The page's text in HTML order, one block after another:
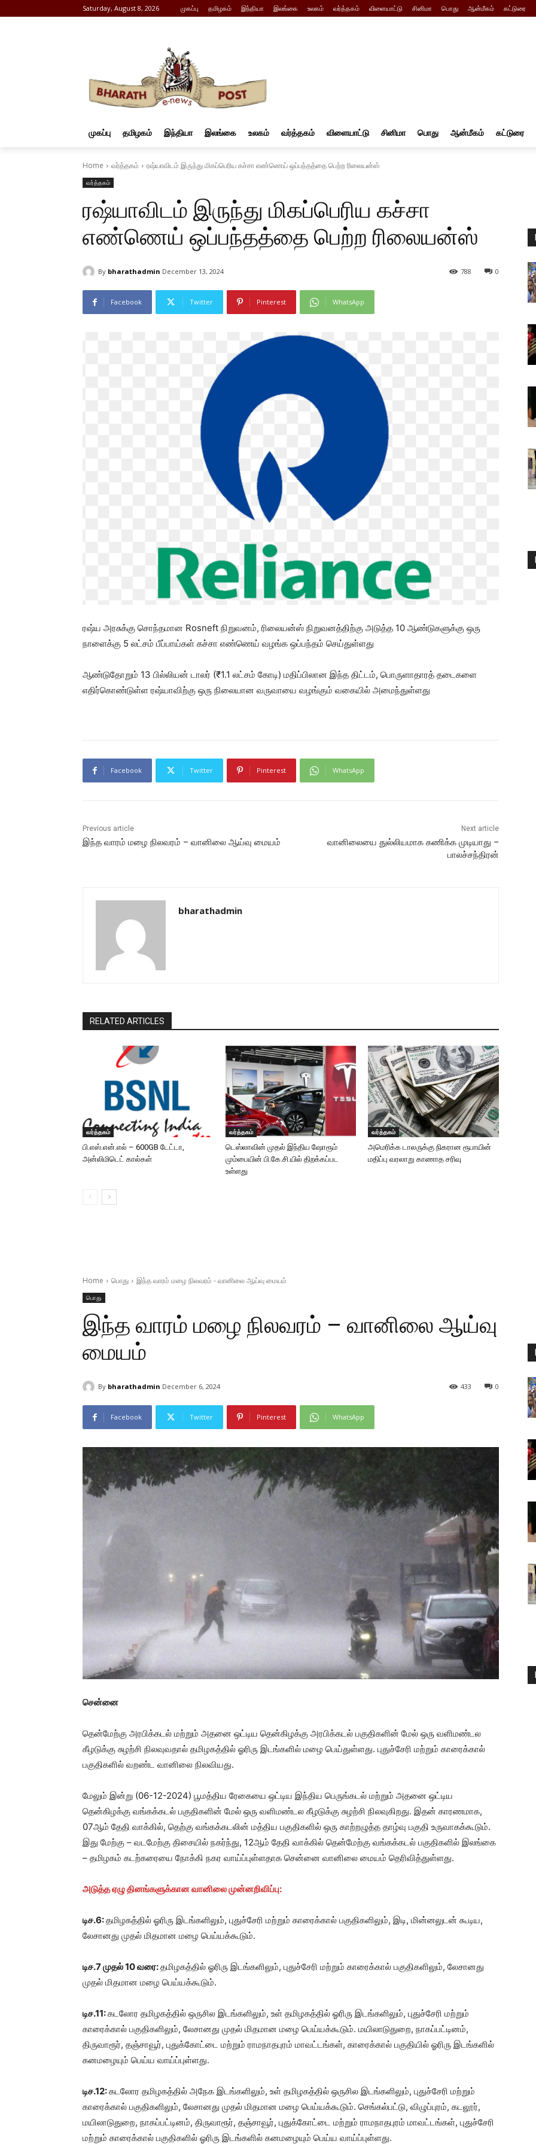
Saturday, August 8, 2026 முகப்பு தமிழகம் இந்தியா இலங்கை உலகம் வர்த்தகம் விளையாட்டு சினிமா பொது ஆன்மீகம் கட்டுரை
முகப்பு தமிழகம் இந்தியா இலங்கை உலகம் வர்த்தகம் விளையாட்டு சினிமா பொது ஆன்மீகம் கட்டுரை
Home வர்த்தகம் ரஷ்யாவிடம் இருந்து மிகப்பெரிய கச்சா எண்ணெய் ஒப்பந்தத்தை பெற்ற ரிலையன்ஸ்
வர்த்தகம்
ரஷ்யாவிடம் இருந்து மிகப்பெரிய கச்சா
எண்ணெய் ஒப்பந்தத்தை பெற்ற ரிலையன்ஸ்
By bharathadmin December 13, 2024 0
788
Facebook Twitter Pinterest WhatsApp
ரஷ்ய அரசுக்கு சொந்தமான Rosneft நிறுவனம், ரிலையன்ஸ் நிறுவனத்திற்கு அடுத்த 10 ஆண்டுகளுக்கு ஒரு
நாளைக்கு 5 லட்சம் பீப்பாய்கள் கச்சா எண்ணெய் வழங்க ஒப்பந்தம் செய்துள்ளது
ஆண்டுதோறும் 13 பில்லியன் டாலர் (₹1.1 லட்சம் கோடி) மதிப்பிலான இந்த திட்டம், பொருளாதாரத் தடைகளை
எதிர்கொண்டுள்ள ரஷ்யாவிற்கு ஒரு நிலையான வருவாயை வழங்கும் வகையில் அமைந்துள்ளது
Facebook Twitter Pinterest WhatsApp
Previous article
இந்த வாரம் மழை நிலவரம் – வானிலை ஆய்வு மையம்
Next article
வானிலையை துல்லியமாக கணிக்க முடியாது –
பாலச்சந்திரன்
bharathadmin
RELATED ARTICLES
வர்த்தகம்
பி.எஸ்.என்.எல் – 600GB டேட்டா,
அன்லிமிடெட் கால்கள்
வர்த்தகம்
டெஸ்லாவின் முதல் இந்திய ஷோரூம்
மும்பையின் பி.கே.சி.யில் திறக்கப்பட
உள்ளது
வர்த்தகம்
அமெரிக்க டாலருக்கு நிகரான ரூபாயின்
மதிப்பு வரலாறு காணாத சரிவு